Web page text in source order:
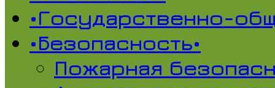
•Государственно-
•Безопасность•
Пожарная